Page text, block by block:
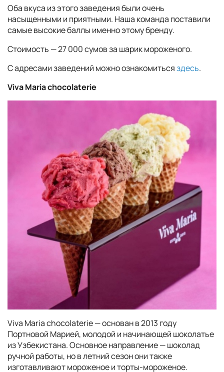
Оба вкуса из этого заведения были очень
насыщенными и приятными. Наша команда поставили
самые высокие баллы именно этому бренду.
Стоимость — 27 000 сумов за шарик мороженого.
С адресами заведений можно ознакомитьсяздесь.
Viva Maria chocolaterie
Viva Maria chocolaterie — основан в 2013 году
Портновой Марией, молодой и начинающей шоколатье
из Узбекистана. Основное направление — шоколад
ручной работы, но в летний сезон они также
изготавливают мороженое и торты-мороженое.